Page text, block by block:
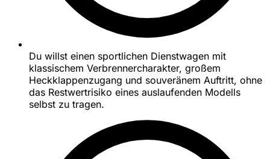
Du willst einen sportlichen Dienstwagen mit
klassischem Verbrennercharakter, großem
Heckklappenzugang und souveränem Auftritt, ohne
das Restwertrisiko eines auslaufenden Modells
selbst zu tragen.